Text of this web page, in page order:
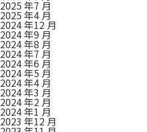
2025 年7 月
2025 年4 月
2024 年12 月
2024 年9 月
2024 年8 月
2024 年7 月
2024 年6 月
2024 年5 月
2024 年4 月
2024 年3 月
2024 年2 月
2024 年1 月
2023 年12 月